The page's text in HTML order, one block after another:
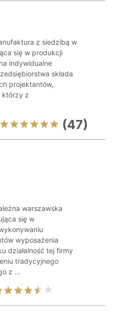
z siedzibą w
się w produkcji
indywidualne
składa
projektantów,
którzy z
(47)
warszawska
się w
wyposażenia
działalność tej firmy
tradycyjnego
z ...